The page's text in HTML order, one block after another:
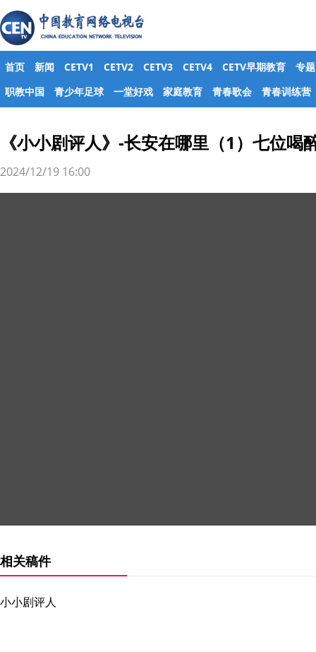
首页 新闻 CETV1 CETV2 CETV3 CETV4 CETV早期教育
专题
职教中国
青少年足球 一堂好戏 家庭教育 青春歌会 青春训练营
《小小剧评人》-长安在哪里（1）七位
2024/12/19 16:00
相关稿件
小小剧评人